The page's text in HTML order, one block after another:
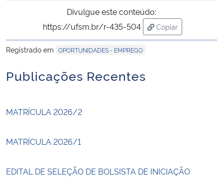
Divulgue este conteúdo:
https://ufsm.br/r-435-504
Copiar
para área de
Registrado em OPORTUNIDADES - EMPREGO
Publicações Recentes
MATRÍCULA 2026/2
MATRÍCULA 2026/1
EDITAL DE SELEÇÃO DE BOLSISTA DE INICIAÇÃO